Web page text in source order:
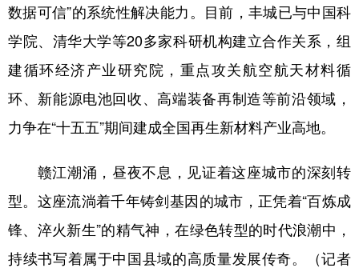
数据可信”的系统性解决能力。目前，丰城已与中国科
学院、清华大学等20多家科研机构建立合作关系，组
建循环经济产业研究院，重点攻关航空航天材料循
环、新能源电池回收、高端装备再制造等前沿领域，
力争在“十五五”期间建成全国再生新材料产业高地。
赣江潮涌，昼夜不息，见证着这座城市的深刻转
型。这座流淌着千年铸剑基因的城市，正凭着“百炼成
锋、淬火新生”的精气神，在绿色转型的时代浪潮中，
持续书写着属于中国县域的高质量发展传奇。（记者